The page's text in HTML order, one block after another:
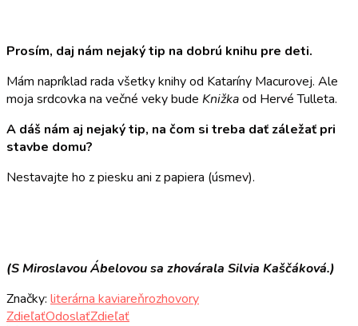
Prosím, daj nám nejaký tip na dobrú knihu pre deti.
Mám napríklad rada všetky knihy od Kataríny Macurovej. Ale
moja srdcovka na večné veky bude Knižkaod Hervé Tulleta.
A dáš nám aj nejaký tip, na čom si treba dať záležať pri
stavbe domu?
Nestavajte ho z piesku ani z papiera (úsmev).
(S Miroslavou Ábelovou sa zhovárala Silvia Kaščáková.)
Značky: literárna kaviareňrozhovory
ZdieľaťOdoslaťZdieľať